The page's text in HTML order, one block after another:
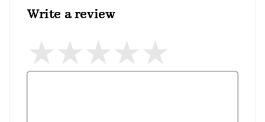
Write a review